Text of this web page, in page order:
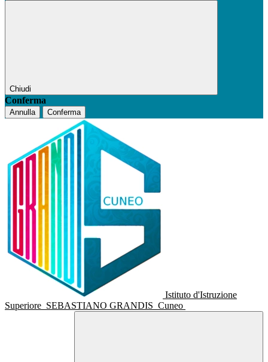
Chiudi
Conferma
Annulla Conferma
Istituto d'Istruzione
Superiore SEBASTIANO GRANDIS Cuneo